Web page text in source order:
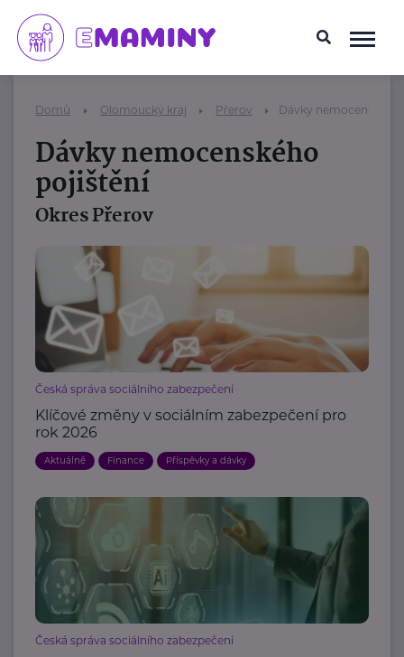
Domů Olomoucký kraj Přerov Dávky nemocenského
Dávky nemocenského
pojištění
Okres Přerov
Česká správa sociálního zabezpečení
Klíčové změny v sociálním zabezpečení pro
rok 2026
Aktuálně Finance Příspěvky a dávky
Česká správa sociálního zabezpečení